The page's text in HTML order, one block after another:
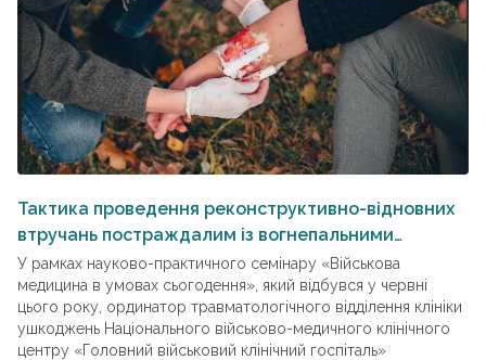
Тактика проведення реконструктивно-відновних
втручань постраждалим із вогнепальними
пораненнями верхніх кінцівок
У рамках науково-практичного семінару «Військова
медицина в умовах сьогодення», який відбувся у червні
цього року, ординатор травматологічного відділення клініки
ушкоджень Національного військово-медичного клінічного
центру «Головний військовий клінічний госпіталь»